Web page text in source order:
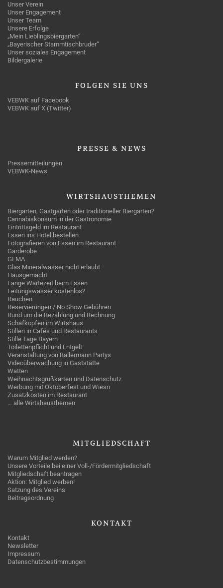
Unser Verein
Unser Engagement
Unser Team
Unsere Erfolge
„Mein Lieblingsbiergarten“
„Bayerischer Stammtischbruder“
Unser soziales Engagement
Bildergalerie
FOLGEN SIE UNS
VEBWK auf Facebook
VEBWK auf X (Twitter)
PRESSE & NEWS
Pressemitteilungen
VEBWK-News
WIRTSHAUSTHEMEN
Biergarten, Gastgarten oder traditioneller Biergarten?
Cannabiskonsum in der Gastronomie
Eintrittsgeld im Restaurant
Essen ins Hotel bestellen
Fotografieren von Essen im Restaurant
Garderobe
GEMA
Glas Mineralwasser nicht erlaubt
Hausgemacht
Lange Wartezeit beim Essen
Leitungswasser kostenlos?
Rauchen
Reservierungen / No Show Gebühren
Rund um die Bezahlung und Rechnung
Schafkopfen im Wirtshaus
Stillen in Cafés und Restaurants
Stille Tage Bayern
Toilettenpflicht und Entgelt
Veranstaltung von Ballermann Partys
Videoüberwachung in Gaststätte
Watten
Weihnachtsgrußkarten und Datenschutz
Werbung mit Oktoberfest und Wiesn
Zusatzkosten im Restaurant
… alle Wirtshausthemen
MITGLIEDSCHAFT
Warum Mitglied werden?
Unsere Vorteile bei einer Voll-/Fördermitgliedschaft
Mitgliedschaft beantragen
Aktion: Mitglied werben!
Satzung des Vereins
Beitragsordnung
KONTAKT
Kontakt
Newsletter
Impressum
Datenschutzbestimmungen